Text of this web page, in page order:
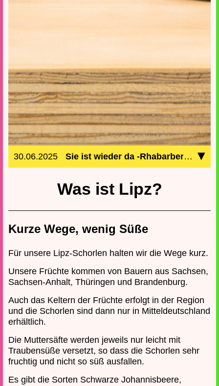
30.06.2025 Sie ist wieder da -Rhabarber Wir
▾
Wir konnten es bis zum letzten Moment selber
Rhabarber abgefüllt. Mit einem herrlich
aromatischen Saft wird die Grande Dame der
Lipz-Schorlen die Stadt also wieder bereichern.
Was ist Lipz?
Kurze Wege, wenig Süße
Für unsere Lipz-Schorlen halten wir die Wege kurz.
Unsere Früchte kommen von Bauern aus Sachsen,
Sachsen-Anhalt, Thüringen und Brandenburg.
Auch das Keltern der Früchte erfolgt in der Region
und die Schorlen sind dann nur in Mitteldeutschland
erhältlich.
Die Muttersäfte werden jeweils nur leicht mit
Traubensüße versetzt, so dass die Schorlen sehr
fruchtig und nicht so süß ausfallen.
Es gibt die Sorten Schwarze Johannisbeere,